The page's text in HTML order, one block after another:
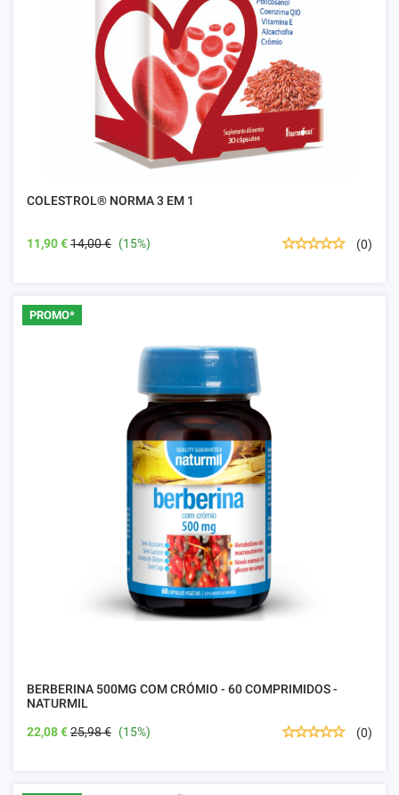
COLESTROL® NORMA 3 EM 1
11,90 €14,00 € (15%) (0)
PROMO*
BERBERINA 500MG COM CRÓMIO - 60 COMPRIMIDOS -
NATURMIL
22,08 €25,98 € (15%) (0)